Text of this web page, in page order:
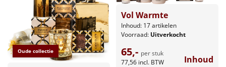
Oude collectie
Vol Warmte
Inhoud: 17 artikelen
Voorraad: Uitverkocht
65,- per stuk
77,56 incl. BTW Inhoud